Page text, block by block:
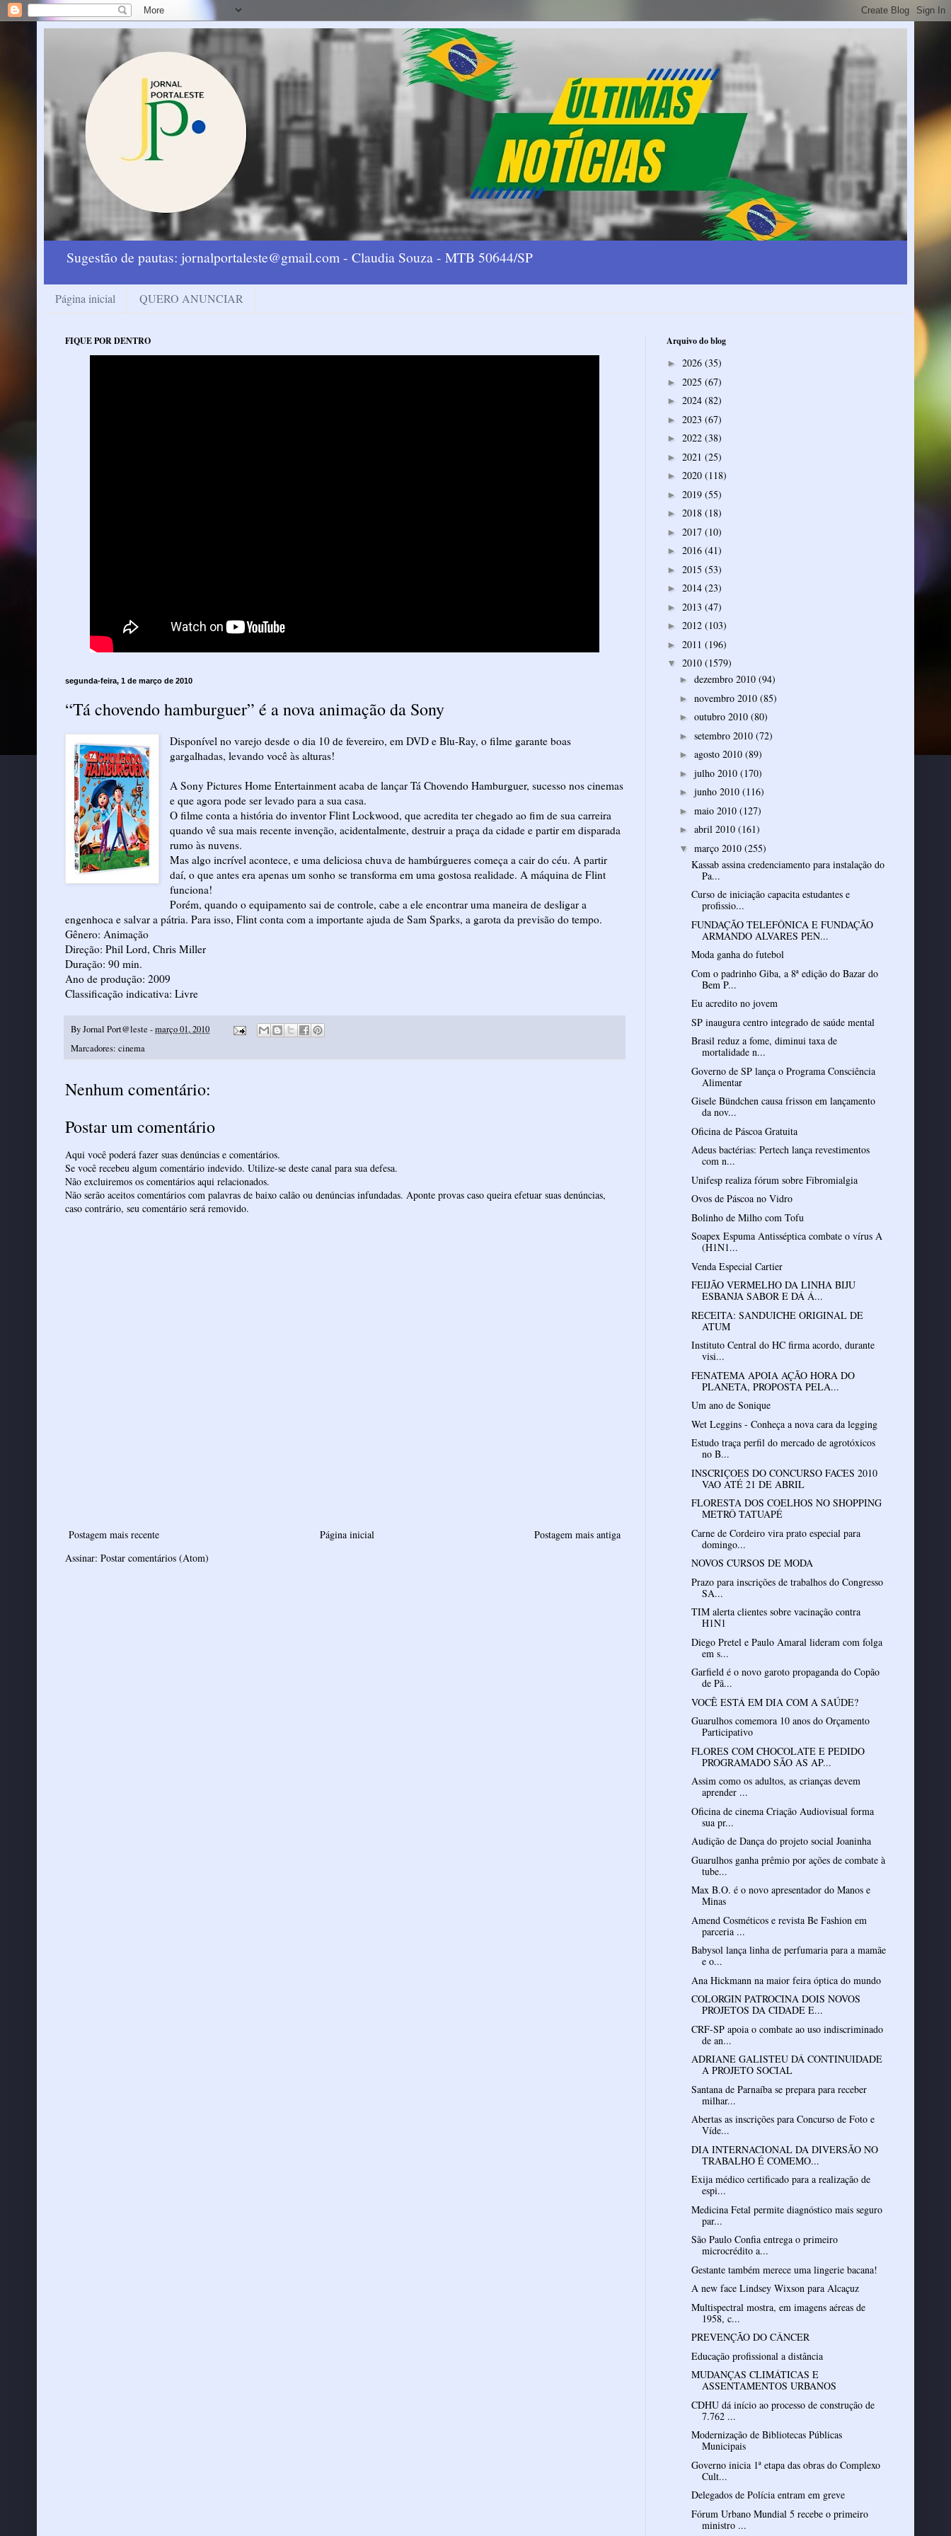
Sugestão de pautas: jornalportaleste@gmail.com - Claudia Souza - MTB 50644/SP
Página inicial QUERO ANUNCIAR
FIQUE POR DENTRO
segunda-feira, 1 de março de 2010
“Tá chovendo hamburguer” é a nova animação da Sony
Disponível no varejo desde o dia 10 de fevereiro, em DVD e Blu-Ray, o filme garante boas
gargalhadas, levando você às alturas!
A Sony Pictures Home Entertainment acaba de lançar Tá Chovendo Hamburguer, sucesso nos cinemas
e que agora pode ser levado para a sua casa.
O filme conta a história do inventor Flint Lockwood, que acredita ter chegado ao fim de sua carreira
quando vê sua mais recente invenção, acidentalmente, destruir a praça da cidade e partir em disparada
rumo às nuvens.
Mas algo incrível acontece, e uma deliciosa chuva de hambúrgueres começa a cair do céu. A partir
daí, o que antes era apenas um sonho se transforma em uma gostosa realidade. A máquina de Flint
funciona!
Porém, quando o equipamento sai de controle, cabe a ele encontrar uma maneira de desligar a
engenhoca e salvar a pátria. Para isso, Flint conta com a importante ajuda de Sam Sparks, a garota da previsão do tempo.
Gênero: Animação
Direção: Phil Lord, Chris Miller
Duração: 90 min.
Ano de produção: 2009
Classificação indicativa: Livre
ByJornal Port@leste -março 01, 2010
Marcadores: cinema
Nenhum comentário:
Postar um comentário
Aqui você poderá fazer suas denúncias e comentários.
Se você recebeu algum comentário indevido. Utilize-se deste canal para sua defesa.
Não excluiremos os comentários aqui relacionados.
Não serão aceitos comentários com palavras de baixo calão ou denúncias infundadas. Aponte provas caso queira efetuar suas denúncias,
caso contrário, seu comentário será removido.
Postagem mais recente Postagem mais antiga
Página inicial
Assinar: Postar comentários (Atom)
Arquivo do blog
► 2026 (35)
► 2025 (67)
► 2024 (82)
► 2023 (67)
► 2022 (38)
► 2021 (25)
► 2020 (118)
► 2019 (55)
► 2018 (18)
► 2017 (10)
► 2016 (41)
► 2015 (53)
► 2014 (23)
► 2013 (47)
► 2012 (103)
► 2011 (196)
▼ 2010 (1579)
► dezembro 2010 (94)
► novembro 2010 (85)
► outubro 2010 (80)
► setembro 2010 (72)
► agosto 2010 (89)
► julho 2010 (170)
► junho 2010 (116)
► maio 2010 (127)
► abril 2010 (161)
▼ março 2010 (255)
Kassab assina credenciamento para instalação do
Pa...
Curso de iniciação capacita estudantes e
profissio...
FUNDAÇÃO TELEFÔNICA E FUNDAÇÃO
ARMANDO ALVARES PEN...
Moda ganha do futebol‏
Com o padrinho Giba, a 8ª edição do Bazar do
Bem P...
Eu acredito no jovem
SP inaugura centro integrado de saúde mental
Brasil reduz a fome, diminui taxa de
mortalidade n...
Governo de SP lança o Programa Consciência
Alimentar
Gisele Bündchen causa frisson em lançamento
da nov...
Oficina de Páscoa Gratuita
Adeus bactérias: Pertech lança revestimentos
com n...
Unifesp realiza fórum sobre Fibromialgia
Ovos de Páscoa no Vidro
Bolinho de Milho com Tofu
Soapex Espuma Antisséptica combate o vírus A
(H1N1...
Venda Especial Cartier
FEIJÃO VERMELHO DA LINHA BIJU
ESBANJA SABOR E DÁ Á...
RECEITA: SANDUICHE ORIGINAL DE
ATUM
Instituto Central do HC firma acordo, durante
visi...
FENATEMA APOIA AÇÃO HORA DO
PLANETA, PROPOSTA PELA...
Um ano de Sonique
Wet Leggins - Conheça a nova cara da legging
Estudo traça perfil do mercado de agrotóxicos
no B...
INSCRIÇOES DO CONCURSO FACES 2010
VAO ATÉ 21 DE ABRIL
FLORESTA DOS COELHOS NO SHOPPING
METRÔ TATUAPÉ
Carne de Cordeiro vira prato especial para
domingo...
NOVOS CURSOS DE MODA
Prazo para inscrições de trabalhos do Congresso
SA...
TIM alerta clientes sobre vacinação contra
H1N1
Diego Pretel e Paulo Amaral lideram com folga
em s...
Garfield é o novo garoto propaganda do Copão
de Pã...
VOCÊ ESTÁ EM DIA COM A SAÚDE?
Guarulhos comemora 10 anos do Orçamento
Participativo
FLORES COM CHOCOLATE E PEDIDO
PROGRAMADO SÃO AS AP...
Assim como os adultos, as crianças devem
aprender ...
Oficina de cinema Criação Audiovisual forma
sua pr...
Audição de Dança do projeto social Joaninha‏
Guarulhos ganha prêmio por ações de combate à
tube...
Max B.O. é o novo apresentador do Manos e
Minas
Amend Cosméticos e revista Be Fashion em
parceria ...
Babysol lança linha de perfumaria para a mamãe
e o...
Ana Hickmann na maior feira óptica do mundo
COLORGIN PATROCINA DOIS NOVOS
PROJETOS DA CIDADE E...
CRF-SP apoia o combate ao uso indiscriminado
de an...
ADRIANE GALISTEU DÁ CONTINUIDADE
A PROJETO SOCIAL
Santana de Parnaíba se prepara para receber
milhar...
Abertas as inscrições para Concurso de Foto e
Víde...
DIA INTERNACIONAL DA DIVERSÃO NO
TRABALHO É COMEMO...
Exija médico certificado para a realizaçăo de
espi...
Medicina Fetal permite diagnóstico mais seguro
par...
São Paulo Confia entrega o primeiro
microcrédito a...
Gestante também merece uma lingerie bacana!
A new face Lindsey Wixson para Alcaçuz
Multispectral mostra, em imagens aéreas de
1958, c...
PREVENÇÃO DO CÂNCER
Educação profissional a distância
MUDANÇAS CLIMÁTICAS E
ASSENTAMENTOS URBANOS
CDHU dá início ao processo de construção de
7.762 ...
Modernização de Bibliotecas Públicas
Municipais
Governo inicia 1ª etapa das obras do Complexo
Cult...
Delegados de Polícia entram em greve
Fórum Urbano Mundial 5 recebe o primeiro
ministro ...